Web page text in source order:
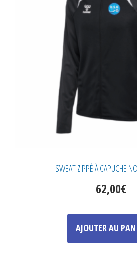
SWEAT ZIPPÉ À CAPUCHE
62,00€
AJOUTER AU